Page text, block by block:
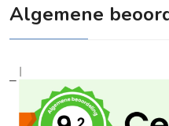
Algemene